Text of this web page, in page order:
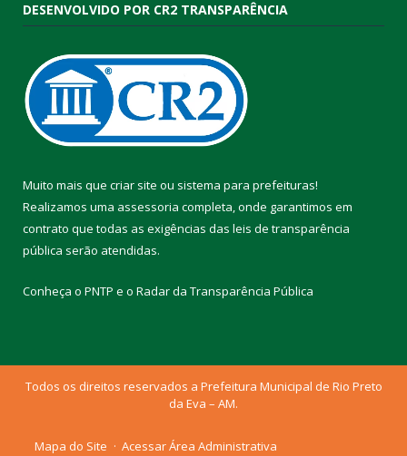
DESENVOLVIDO POR CR2 TRANSPARÊNCIA
Muito mais que criar site ou sistema para prefeituras!
Realizamos uma assessoria completa, onde garantimos em
contrato que todas as exigências das leis de transparência
pública serão atendidas.
Conheça o PNTP e o Radar da Transparência Pública
Todos os direitos reservados a Prefeitura Municipal de Rio Preto
da Eva – AM.
Mapa do Site
Acessar Área Administrativa